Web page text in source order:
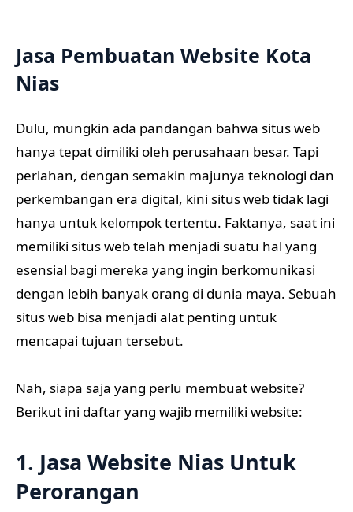
Jasa Pembuatan Website Kota
Nias
Dulu, mungkin ada pandangan bahwa situs web
hanya tepat dimiliki oleh perusahaan besar. Tapi
perlahan, dengan semakin majunya teknologi dan
perkembangan era digital, kini situs web tidak lagi
hanya untuk kelompok tertentu. Faktanya, saat ini
memiliki situs web telah menjadi suatu hal yang
esensial bagi mereka yang ingin berkomunikasi
dengan lebih banyak orang di dunia maya. Sebuah
situs web bisa menjadi alat penting untuk
mencapai tujuan tersebut.
Nah, siapa saja yang perlu membuat website?
Berikut ini daftar yang wajib memiliki website:
1. Jasa Website Nias Untuk
Perorangan